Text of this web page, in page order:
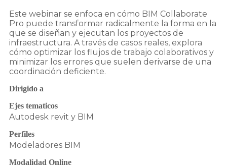
Este webinar se enfoca en cómo BIM Collaborate
Pro puede transformar radicalmente la forma en la
que se diseñan y ejecutan los proyectos de
infraestructura. A través de casos reales, explora
cómo optimizar los flujos de trabajo colaborativos y
minimizar los errores que suelen derivarse de una
Dirigido a
Ejes tematicos
Autodesk revit y BIM
Perfiles
Modeladores BIM
Modalidad Online